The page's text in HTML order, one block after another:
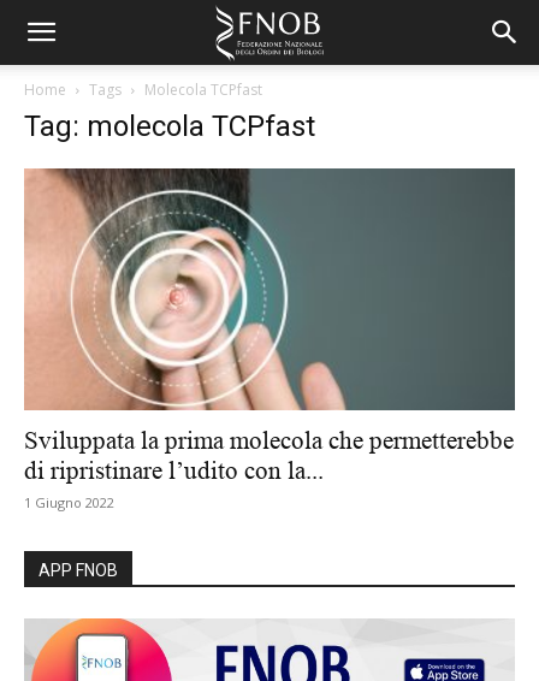
Home Tags Molecola TCPfast
Tag: molecola TCPfast
Sviluppata la prima molecola che permetterebbe
di ripristinare l’udito con la...
1 Giugno 2022
APP FNOB